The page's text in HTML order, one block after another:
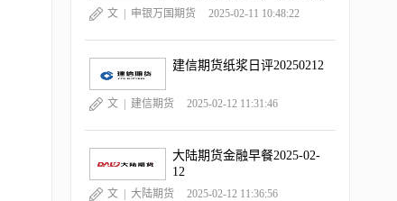
升，“金金”乐道
文 | 申银万国期货 2025-02-11 10:48:22
建信期货纸浆日评20250212
文 | 建信期货 2025-02-12 11:31:46
大陆期货金融早餐2025-02-
12
文 | 大陆期货 2025-02-12 11:36:56